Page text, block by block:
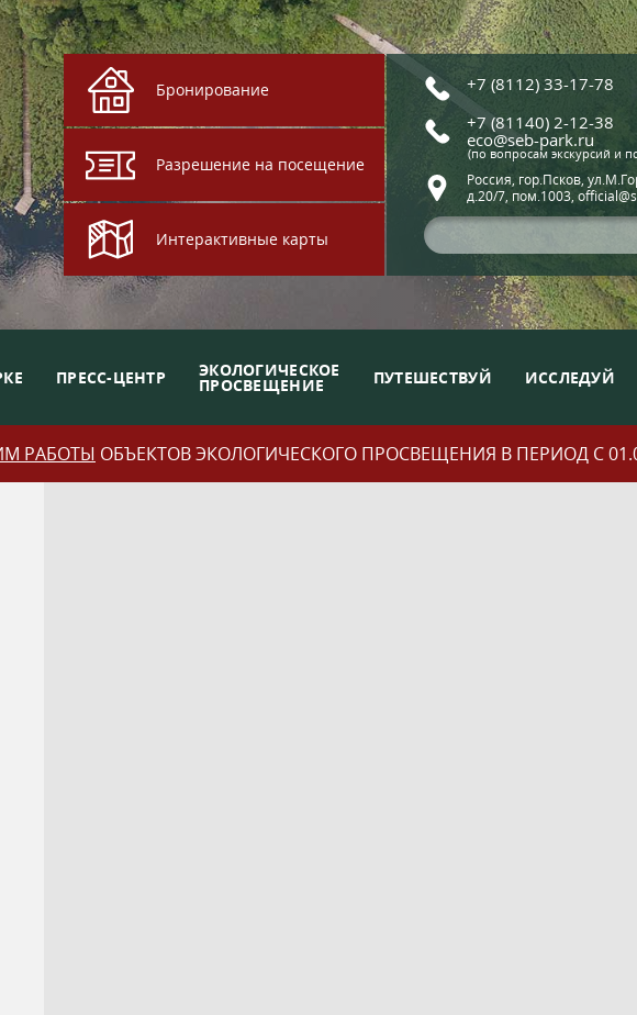
Бронирование
Разрешение на посещение
Интерактивные карты
+7 (8112) 33-17-78
+7 (81140) 2-12-38
eco@seb-park.ru
(по вопросам экскурсий и
Россия, гор.Псков,
д.20/7, пом.1003,
ПРЕСС-ЦЕНТР ЭКОЛОГИЧЕСКОЕ
ПРОСВЕЩЕНИЕ ПУТЕШЕСТВУЙ ИССЛЕДУЙ
РАБОТЫ ОБЪЕКТОВ ЭКОЛОГИЧЕСКОГО ПРОСВЕЩЕНИЯ В ПЕРИОД С